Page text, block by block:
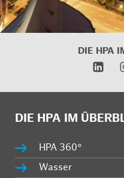
DIE HPA
DIE HPA IM
HPA 360°
Wasser